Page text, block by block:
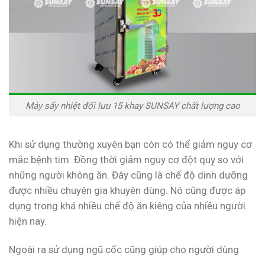
Máy sấy nhiệt đối lưu 15 khay SUNSAY chất lượng cao
Khi sử dụng thường xuyên bạn còn có thể giảm nguy cơ
mắc bệnh tim. Đồng thời giảm nguy cơ đột quỵ so với
những người không ăn. Đây cũng là chế độ dinh dưỡng
được nhiều chuyên gia khuyên dùng. Nó cũng được áp
dụng trong khá nhiều chế độ ăn kiêng của nhiều người
hiện nay.
Ngoài ra sử dụng ngũ cốc cũng giúp cho người dùng